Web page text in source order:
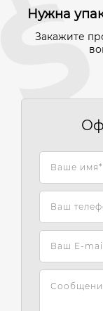
Нужна
Закажите